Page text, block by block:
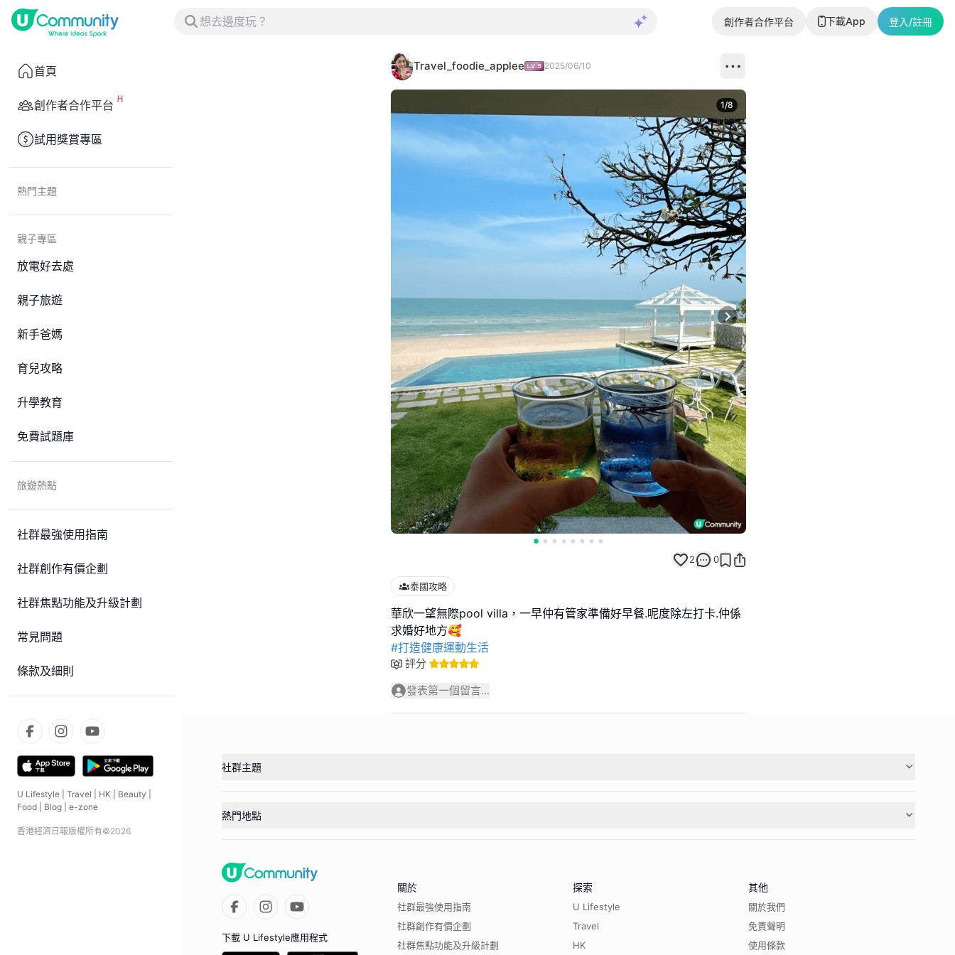
創作者合作平台 下載App 登入/註冊
首頁
創作者合作平台
試用獎賞專區
熱門主題
親子專區
放電好去處
親子旅遊
新手爸媽
育兒攻略
升學教育
免費試題庫
旅遊熱點
社群最強使用指南
社群創作有價企劃
社群焦點功能及升級計劃
常見問題
條款及細則
U Lifestyle Travel HK Beauty
Food
Blog e-zone
香港經濟日報版權所有©2026
Travel_foodie_applee 2025/06/10
Next slide
1/8
2 0
泰國攻略
華欣一望無際pool villa，一早仲有管家準備好早餐.呢度除左打卡.仲係
#打造健康運動生活
評分
發表第一個留言...
社群主題
熱門地點
下載 U Lifestyle應用程式
關於
社群最強使用指南
社群創作有價企劃
社群焦點功能及升級計劃
探索
U Lifestyle
Travel
HK
其他
關於我們
免責聲明
使用條款